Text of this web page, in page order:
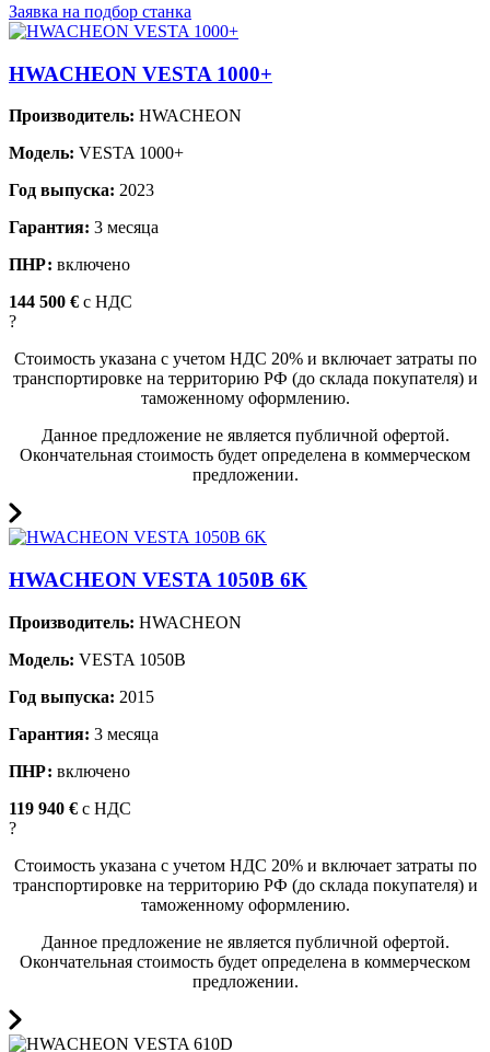
Заявка на подбор станка
HWACHEON VESTA 1000+
Производитель: HWACHEON
Модель: VESTA 1000+
Год выпуска: 2023
Гарантия: 3 месяца
ПНР: включено
144 500 € c НДС
?
Стоимость указана с учетом НДС 20% и включает затраты по
транспортировке на территорию РФ (до склада покупателя) и
таможенному оформлению.
Данное предложение не является публичной офертой.
Окончательная стоимость будет определена в коммерческом
предложении.
HWACHEON VESTA 1050B 6K
Производитель: HWACHEON
Модель: VESTA 1050B
Год выпуска: 2015
Гарантия: 3 месяца
ПНР: включено
119 940 € c НДС
?
Стоимость указана с учетом НДС 20% и включает затраты по
транспортировке на территорию РФ (до склада покупателя) и
таможенному оформлению.
Данное предложение не является публичной офертой.
Окончательная стоимость будет определена в коммерческом
предложении.